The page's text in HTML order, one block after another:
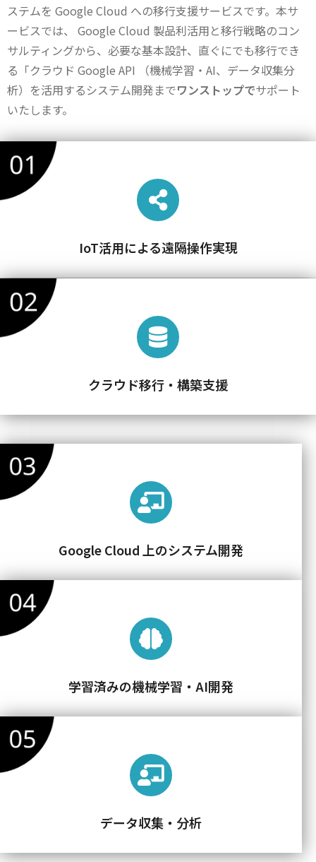
ステムを Google Cloud への移行支援サービスです。本サ
ービスでは、 Google Cloud 製品利活用と移行戦略のコン
サルティングから、必要な基本設計、直ぐにでも移行でき
る「クラウド Google API （機械学習・AI、データ収集分
析）を活用するシステム開発までワンストップでサポート
いたします。
IoT活用による遠隔操作実現
クラウド移行・構築支援
Google Cloud 上のシステム開発
学習済みの機械学習・AI開発
データ収集・分析